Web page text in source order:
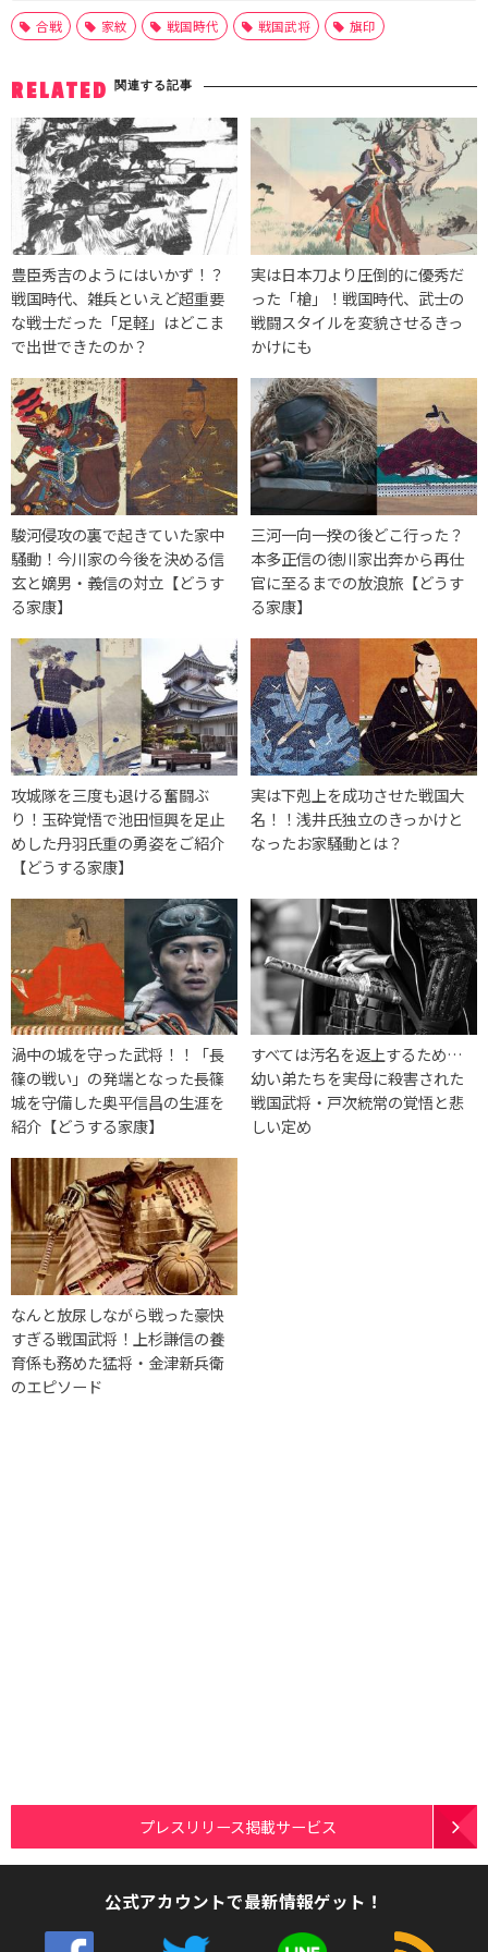
合戦 家紋 戦国時代 戦国武将 旗印
RELATED 関連する記事
豊臣秀吉のようにはいかず！？
戦国時代、雑兵といえど超重要
な戦士だった「足軽」はどこま
で出世できたのか？
実は日本刀より圧倒的に優秀だ
った「槍」！戦国時代、武士の
戦闘スタイルを変貌させるきっ
かけにも
駿河侵攻の裏で起きていた家中
騒動！今川家の今後を決める信
玄と嫡男・義信の対立【どうす
る家康】
三河一向一揆の後どこ行った？
本多正信の徳川家出奔から再仕
官に至るまでの放浪旅【どうす
る家康】
攻城隊を三度も退ける奮闘ぶ
り！玉砕覚悟で池田恒興を足止
めした丹羽氏重の勇姿をご紹介
【どうする家康】
実は下剋上を成功させた戦国大
名！！浅井氏独立のきっかけと
なったお家騒動とは？
渦中の城を守った武将！！「長
篠の戦い」の発端となった長篠
城を守備した奥平信昌の生涯を
紹介【どうする家康】
すべては汚名を返上するため…
幼い弟たちを実母に殺害された
戦国武将・戸次統常の覚悟と悲
しい定め
なんと放尿しながら戦った豪快
すぎる戦国武将！上杉謙信の養
育係も務めた猛将・金津新兵衛
のエピソード
プレスリリース掲載サービス
公式アカウントで最新情報ゲット！